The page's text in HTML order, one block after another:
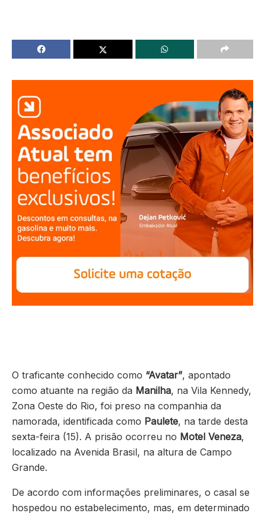
O traficante conhecido como “Avatar”, apontado
como atuante na região da Manilha, na Vila Kennedy,
Zona Oeste do Rio, foi preso na companhia da
namorada, identificada como Paulete, na tarde desta
sexta-feira (15). A prisão ocorreu no Motel Veneza,
localizado na Avenida Brasil, na altura de Campo
Grande.
De acordo com informações preliminares, o casal se
hospedou no estabelecimento, mas, em determinado